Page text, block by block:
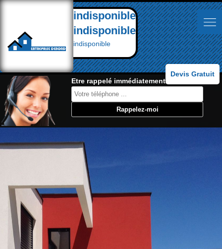
indisponible
indisponible
indisponible
Devis Gratuit
Etre rappelé immédiatement: